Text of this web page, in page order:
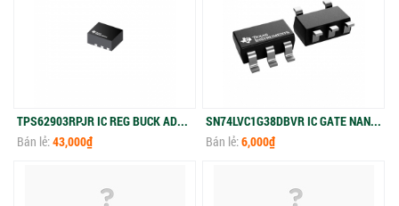
TPS62903RPJR IC REG BUCK ADJ 3A 9VQFN
Bán lẻ:43,000₫
SN74LVC1G38DBVR IC GATE NAND 1CH 2-INP SOT23-5
Bán lẻ:6,000₫